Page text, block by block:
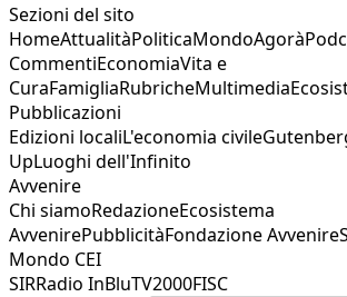
Sezioni del sito
HomeAttualitàPoliticaMondoAgorà
CommentiEconomiaVita e
CuraFamigliaRubricheMultimedia
Pubblicazioni
Edizioni localiL'economia civile
UpLuoghi dell'Infinito
Avvenire
Chi siamoRedazioneEcosistema
AvvenirePubblicitàFondazione Avvenire
Mondo CEI
SIRRadio InBluTV2000FISC